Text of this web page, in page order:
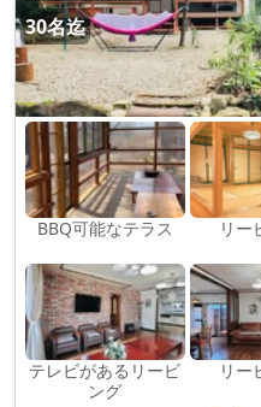
30名迄
BBQ可能なテラス リー
テレビがあるリービ
ング
リー